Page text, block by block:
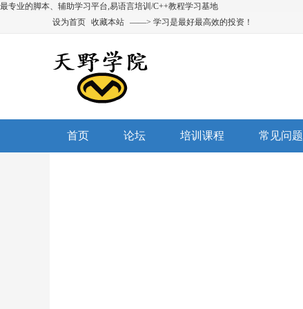
最专业的脚本、辅助学习平台,易语言培训/C++教程学习基地
设为首页 收藏本站 ——> 学习是最好最高效的投资！
首页 论坛 培训课程 常见问题